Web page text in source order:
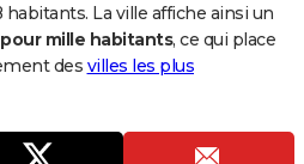
La ville affiche ainsi un
mille habitants, ce qui place
des villes les plus